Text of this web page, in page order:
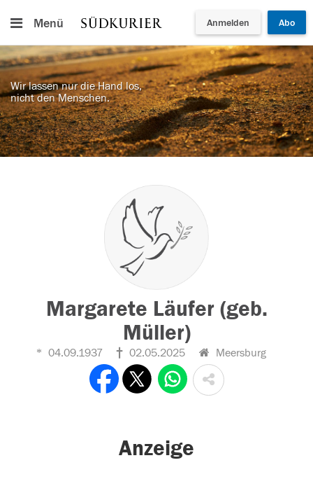
Menü Anmelden Abo
Wir lassen nur die Hand los,
nicht den Menschen.
Margarete Läufer (geb.
Müller)
04.09.1937 02.05.2025 Meersburg
Anzeige